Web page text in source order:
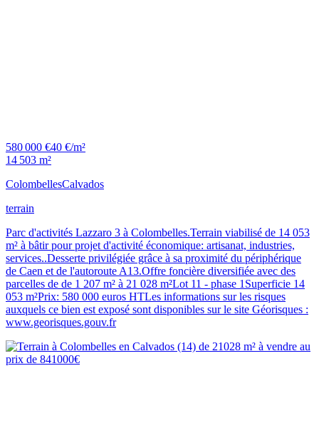
580 000 €40 €/m²
14 503 m²
ColombellesCalvados
terrain
Parc d'activités Lazzaro 3 à Colombelles.Terrain viabilisé de 14 053
m² à bâtir pour projet d'activité économique: artisanat, industries,
services..Desserte privilégiée grâce à sa proximité du périphérique
de Caen et de l'autoroute A13.Offre foncière diversifiée avec des
parcelles de de 1 207 m² à 21 028 m²Lot 11 - phase 1Superficie 14
053 m²Prix: 580 000 euros HTLes informations sur les risques
auxquels ce bien est exposé sont disponibles sur le site Géorisques :
www.georisques.gouv.fr